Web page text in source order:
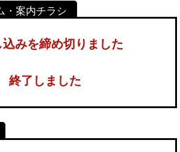
込みを締め切りました
終了しました